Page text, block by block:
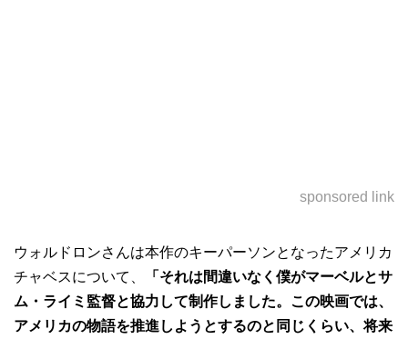
sponsored link
ウォルドロンさんは本作のキーパーソンとなったアメリカ
チャベスについて、
「それは間違いなく僕がマーベルとサ
ム・ライミ監督と協力して制作しました。この映画では、
アメリカの物語を推進しようとするのと同じくらい、将来